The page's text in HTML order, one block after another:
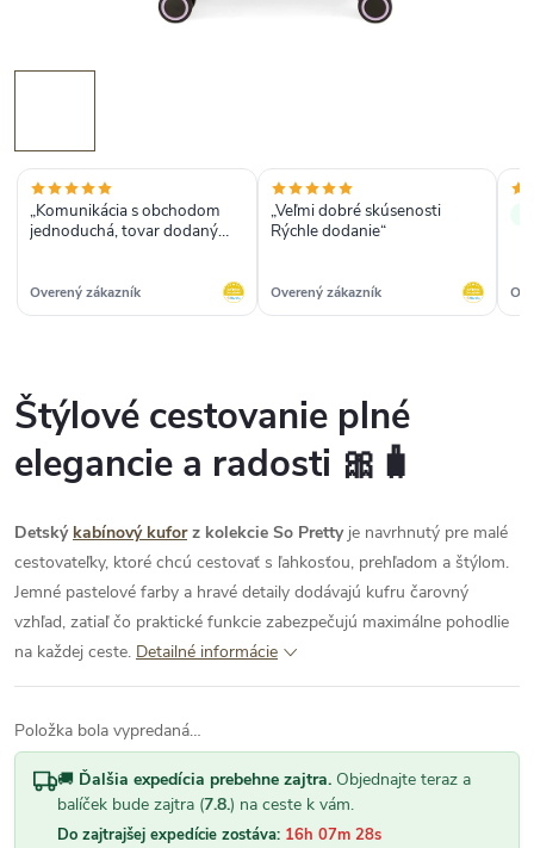
„Komunikácia s obchodom
jednoduchá, tovar dodaný
Overený zákazník
„Veľmi dobré skúsenosti
Rýchle dodanie“
Overený zákazník
Štýlové cestovanie plné
elegancie a radosti 🎀🧳
Detský kabínový kuforz kolekcie So Prettyje navrhnutý pre malé
cestovateľky, ktoré chcú cestovať s ľahkosťou, prehľadom a štýlom.
Jemné pastelové farby a hravé detaily dodávajú kufru čarovný
vzhľad, zatiaľ čo praktické funkcie zabezpečujú maximálne pohodlie
na každej ceste. Detailné informácie
Položka bola vypredaná…
🚚 Ďalšia expedícia prebehne zajtra. Objednajte teraz a
balíček bude zajtra (7.8.) na ceste k vám.
Do zajtrajšej expedície zostáva: 16h 07m 27s